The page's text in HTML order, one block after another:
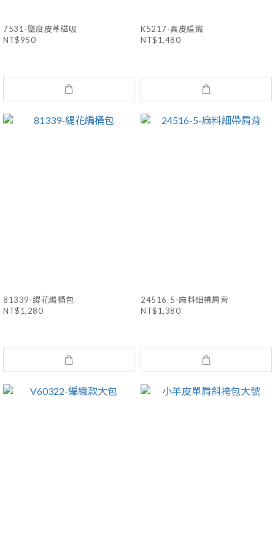
7531-墜度皮革磁吸
NT$950
K5217-真皮編織
NT$1,480
81339-緹花編桶包
NT$1,280
24516-5-麻料細帶肩背
NT$1,380